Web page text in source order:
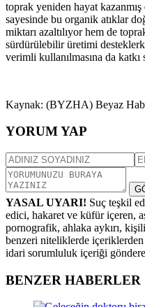
toprak yeniden hayat
sayesinde bu organik atıklar
miktarı azaltılıyor hem de
sürdürülebilir üretimi
verimli kullanılmasına da katkı
Kaynak: (BYZHA) Beyaz
YORUM YAP
YASAL UYARI! Suç teşkil
edici, hakaret ve küfür içeren,
pornografik, ahlaka aykırı,
benzeri niteliklerde
idari sorumluluk içeriği
BENZER HABERLER